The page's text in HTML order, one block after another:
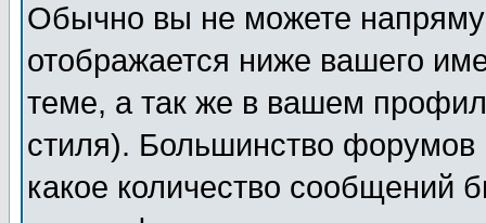
Обычно вы не можете
отображается ниже вашего
теме, а так же в вашем
стиля). Большинство форумов
какое количество сообщений